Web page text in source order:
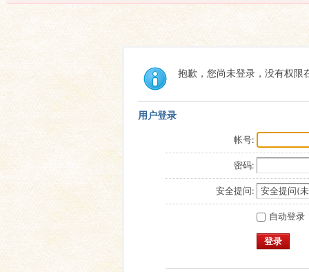
抱歉，您尚未登录，没有权限
用户登录
帐号:
密码:
安全提问:
自动登录
登录